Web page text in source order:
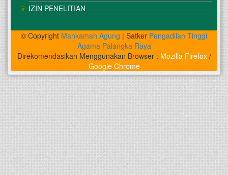
IZIN PENELITIAN
© Copyright Mahkamah Agung | Satker Pengadilan Tinggi
Agama Palangka Raya
Direkomendasikan Menggunakan Browser : Mozilla Firefox/
Google Chrome